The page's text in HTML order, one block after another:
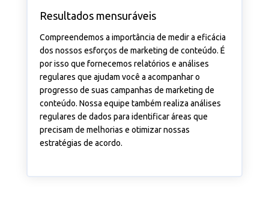
Resultados mensuráveis
Compreendemos a importância de medir a eficácia
dos nossos esforços de marketing de conteúdo. É
por isso que fornecemos relatórios e análises
regulares que ajudam você a acompanhar o
progresso de suas campanhas de marketing de
conteúdo. Nossa equipe também realiza análises
regulares de dados para identificar áreas que
precisam de melhorias e otimizar nossas
estratégias de acordo.